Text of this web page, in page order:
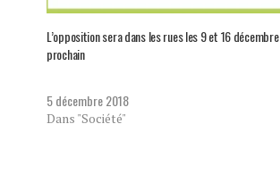
L’opposition sera dans les rues les 9 et 16 décembre
prochain
5 décembre 2018
Dans "Société"